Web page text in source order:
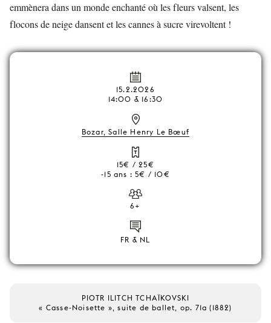
emmènera dans un monde enchanté où les fleurs valsent, les
flocons de neige dansent et les cannes à sucre virevoltent !
15.2.2026
14:00 & 16:30
Bozar, Salle Henry Le Bœuf
15€ / 25€
-15 ans : 5€ / 10€
6+
FR & NL
PIOTR ILITCH TCHAÏKOVSKI
« Casse-Noisette », suite de ballet, op. 71a (1882)